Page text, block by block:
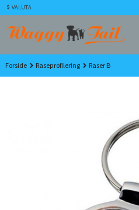
Gå
til
innholdet
VALUTA
Forside Raseprofilering Raser B